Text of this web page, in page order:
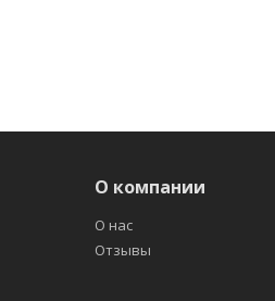
О компании
О нас
Отзывы